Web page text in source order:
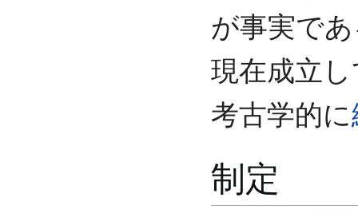
が事実で
現在成立
考古学的に
制定